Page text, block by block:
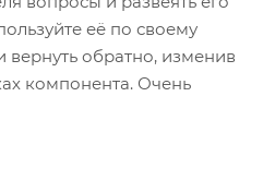
её по своему
обратно, изменив
компонента. Очень